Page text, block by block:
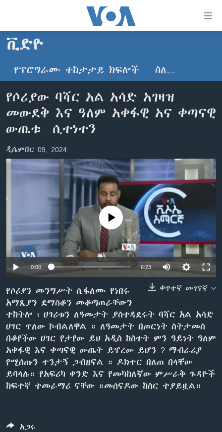
ማገናኛዎች
ዋናው
ይዘት
ወደ
ዋናው
ይዘት
ወደ
ዋናው
ይዘት
ዜና
ኢትዮጵያ
ዓለምአቀፍ
ኑሮ በጤንነት
ከምሽቱ ሦስት ሰዓት የአማርኛ ዜና
ክምችት
Learning English
ቋንቋዎች
ቪድዮ
የፕሮግራሙ ተከታታይ ክፍሎች ስለ…
የሶሪያው ባሻር አል አሳድ አገዛዝ
መውደቅ እና ዓለም አቀፋዊ አና ቀጣናዊ
ውጤቱ ሲተነተን
ዲሴምበር 09, 2024
No media source currently available
0:00 6:23
ቀጥተኛ መገናኛ
የሶሪያን መንግሥት ሲፋለሙ የነበሩ
አማጺያን ደማስቆን መቆጣጠራቸውን
ተከትሎ ፣ ሀገሪቱን ለዓመታት ያስተዳደሩት ባሻር አል አሳድ
ሀገር ጥለው ኮብልለዋል ። ለዓመታት በጦርነት ስትታመስ
በቆየችው ሀገር የታየው ይህ አዲስ ከስተት ምን ዓይነት ዓለም
አቀፋዊ እና ቀጣናዊ ውጤት ይኖረው ይሆን ? ማብራሪያ
የሚሰጡን ተንታኝ ጋብዘናል ። ዶክተር በለጠ በላቸው
ይባላሉ። የአፍሪካ ቀንድ እና የመካከለኛው ምሥራቅ ጉዳዮች
ከፍተኛ ተመራማሪ ናቸው ።መሰናዶው ከስር ተያይዟል።
አጋሩ